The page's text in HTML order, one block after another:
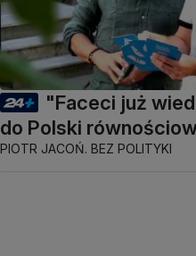
"Faceci już
do Polski
PIOTR JACOŃ. BEZ POLITYKI